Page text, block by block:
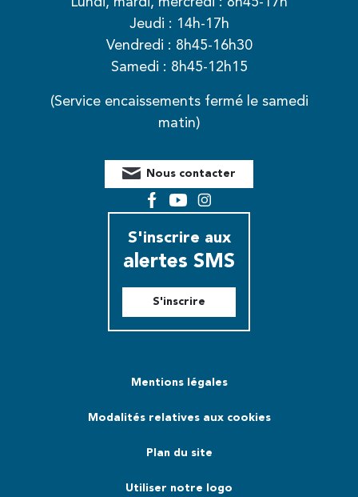
Jeudi : 14h-17h
Vendredi : 8h45-16h30
Samedi : 8h45-12h15
(Service encaissements fermé le samedi
matin)
Nous contacter
FacebookYouTubeInstagram
S'inscrire aux
alertes SMS
S'inscrire
Mentions légales
Modalités relatives aux cookies
Plan du site
Utiliser notre logo